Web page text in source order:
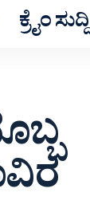
ಕ್ರೈಂ ಸುದ್ದಿ